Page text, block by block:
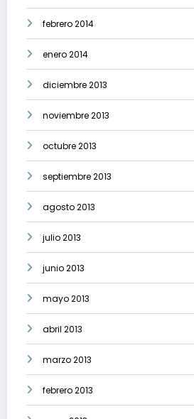
febrero 2014
enero 2014
diciembre 2013
noviembre 2013
octubre 2013
septiembre 2013
agosto 2013
julio 2013
junio 2013
mayo 2013
abril 2013
marzo 2013
febrero 2013